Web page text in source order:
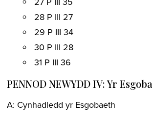
28 P III 27
29 P III 34
30 P III 28
31 P III 36
PENNOD NEWYDD IV: Yr
A: Cynhadledd yr Esgobaeth